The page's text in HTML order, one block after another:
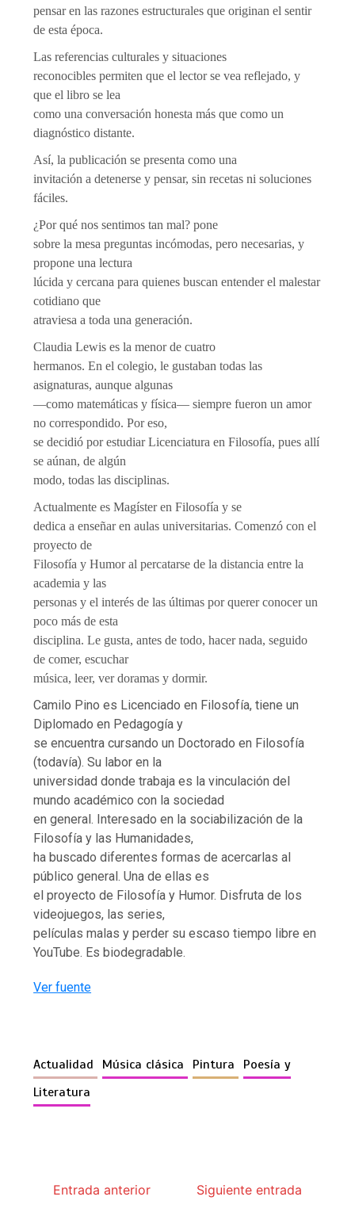
pensar en las razones estructurales que originan el sentir
de esta época.
Las referencias culturales y situaciones
reconocibles permiten que el lector se vea reflejado, y
que el libro se lea
como una conversación honesta más que como un
diagnóstico distante.
Así, la publicación se presenta como una
invitación a detenerse y pensar, sin recetas ni soluciones
fáciles.
¿Por qué nos sentimos tan mal? pone
sobre la mesa preguntas incómodas, pero necesarias, y
propone una lectura
lúcida y cercana para quienes buscan entender el malestar
cotidiano que
atraviesa a toda una generación.
Claudia Lewis es la menor de cuatro
hermanos. En el colegio, le gustaban todas las
asignaturas, aunque algunas
—como matemáticas y física— siempre fueron un amor
no correspondido. Por eso,
se decidió por estudiar Licenciatura en Filosofía, pues allí
se aúnan, de algún
modo, todas las disciplinas.
Actualmente es Magíster en Filosofía y se
dedica a enseñar en aulas universitarias. Comenzó con el
proyecto de
Filosofía y Humor al percatarse de la distancia entre la
academia y las
personas y el interés de las últimas por querer conocer un
poco más de esta
disciplina. Le gusta, antes de todo, hacer nada, seguido
de comer, escuchar
música, leer, ver doramas y dormir.
Camilo Pino es Licenciado en Filosofía, tiene un
Diplomado en Pedagogía y
se encuentra cursando un Doctorado en Filosofía
(todavía). Su labor en la
universidad donde trabaja es la vinculación del
mundo académico con la sociedad
en general. Interesado en la sociabilización de la
Filosofía y las Humanidades,
ha buscado diferentes formas de acercarlas al
público general. Una de ellas es
el proyecto de Filosofía y Humor. Disfruta de los
videojuegos, las series,
películas malas y perder su escaso tiempo libre en
YouTube. Es biodegradable.
Ver fuente
Actualidad Música clásica Pintura
Poesía y
Literatura
Entrada anterior Siguiente entrada